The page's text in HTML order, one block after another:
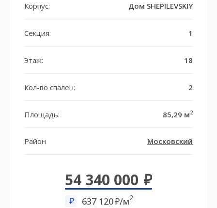
Корпус: Дом SHEPILEVSKIY
Секция: 1
Этаж: 18
Кол-во спален: 2
Площадь: 85,29 м2
Район Московский
54 340 000
637 120 /м2